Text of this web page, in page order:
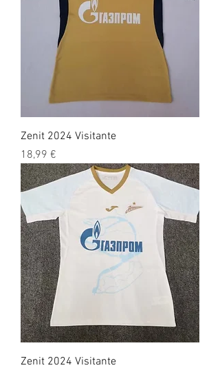
Zenit 2024 Visitante
Precio
18,99 €
Zenit 2024 Visitante